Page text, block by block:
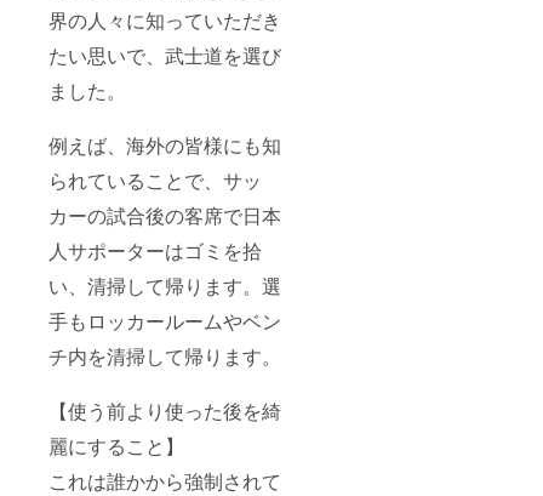
界の人々に知っていただき
たい思いで、武士道を選び
ました。
例えば、海外の皆様にも知
られていることで、サッ
カーの試合後の客席で日本
人サポーターはゴミを拾
い、清掃して帰ります。選
手もロッカールームやベン
チ内を清掃して帰ります。
【使う前より使った後を綺
麗にすること】
これは誰かから強制されて